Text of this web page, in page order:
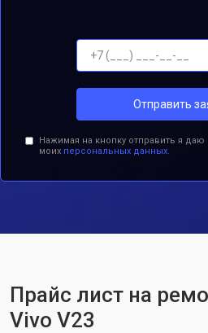
Отправить
Нажимая на кнопку отправить я даю
моих персональных данных.
Прайс лист на
Vivo V23